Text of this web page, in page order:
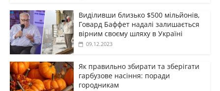
Виділивши близько $500 мільйонів,
Говард Баффет надалі залишається
вірним своєму шляху в Україні
09.12.2023
Як правильно збирати та зберігати
гарбузове насіння: поради
городникам